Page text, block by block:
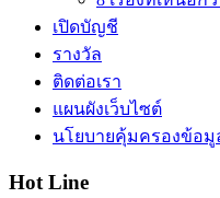
เปิดบัญชี
รางวัล
ติดต่อเรา
แผนผังเว็บไซต์
นโยบายคุ้มครองข้อ
Hot Line